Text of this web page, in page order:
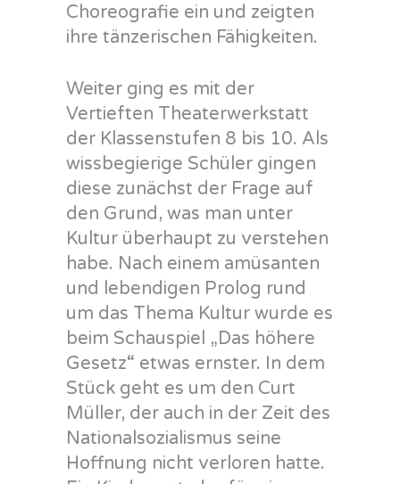
Choreografie ein und zeigten
ihre tänzerischen Fähigkeiten.
Weiter ging es mit der
Vertieften Theaterwerkstatt
der Klassenstufen 8 bis 10. Als
wissbegierige Schüler gingen
diese zunächst der Frage auf
den Grund, was man unter
Kultur überhaupt zu verstehen
habe. Nach einem amüsanten
und lebendigen Prolog rund
um das Thema Kultur wurde es
beim Schauspiel „Das höhere
Gesetz“ etwas ernster. In dem
Stück geht es um den Curt
Müller, der auch in der Zeit des
Nationalsozialismus seine
Hoffnung nicht verloren hatte.